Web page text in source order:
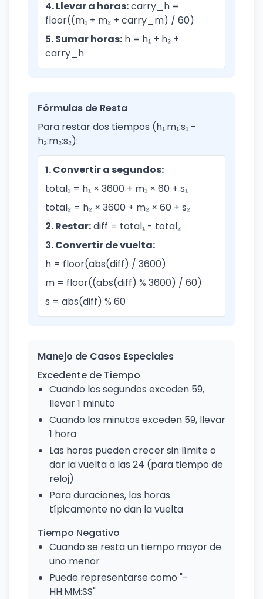
4. Llevar a horas:carry_h =
floor((m₁ + m₂ + carry_m) / 60)
5. Sumar horas: h = h₁ + h₂ +
carry_h
Fórmulas de Resta
Para restar dos tiempos (h₁:m₁:s₁ -
h₂:m₂:s₂):
1. Convertir a segundos:
total₁ = h₁ × 3600 + m₁ × 60 + s₁
total₂ = h₂ × 3600 + m₂ × 60 + s₂
2. Restar:diff = total₁ - total₂
3. Convertir de vuelta:
h = floor(abs(diff) / 3600)
m = floor((abs(diff) % 3600) / 60)
s = abs(diff) % 60
Manejo de Casos Especiales
Excedente de Tiempo
Cuando los segundos exceden 59,
llevar 1 minuto
Cuando los minutos exceden 59, llevar
1 hora
Las horas pueden crecer sin límite o
dar la vuelta a las 24 (para tiempo de
reloj)
Para duraciones, las horas
típicamente no dan la vuelta
Tiempo Negativo
Cuando se resta un tiempo mayor de
uno menor
Puede representarse como "-
HH:MM:SS"